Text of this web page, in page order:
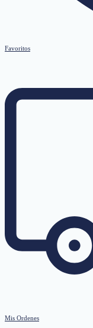
Favoritos
Mis Ordenes